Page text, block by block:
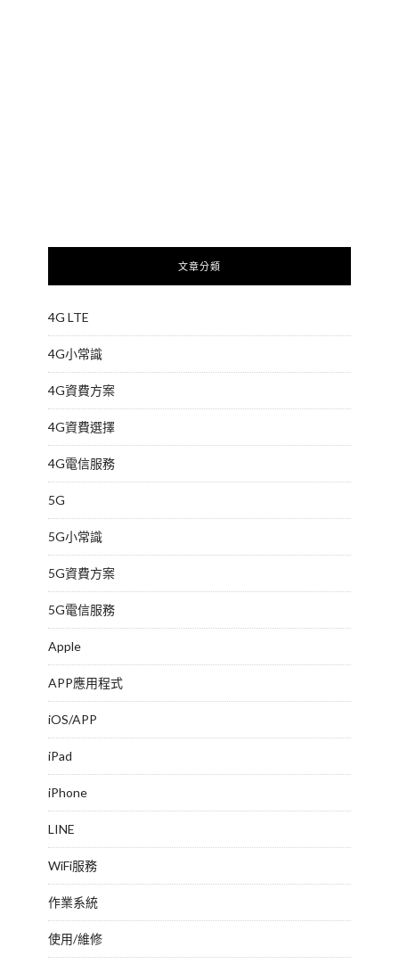
文章分類
4G LTE
4G小常識
4G資費方案
4G資費選擇
4G電信服務
5G
5G小常識
5G資費方案
5G電信服務
Apple
APP應用程式
iOS/APP
iPad
iPhone
LINE
WiFi服務
作業系統
使用/維修